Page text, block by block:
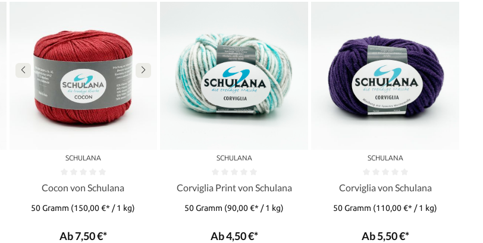
SCHULANA
Cocon von Schulana
50 Gramm (150,00 €* / 1 kg)
Ab 7,50 €*
SCHULANA
Corviglia Print von Schulana
50 Gramm (90,00 €* / 1 kg)
Ab 4,50 €*
SCHULANA
Corviglia von Schulana
50 Gramm (110,00 €* / 1 kg)
Ab 5,50 €*